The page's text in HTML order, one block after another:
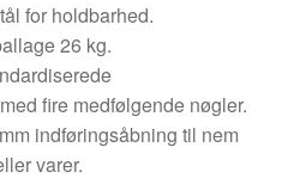
for holdbarhed.
26 kg.
fire medfølgende nøgler.
indføringsåbning til nem
varer.